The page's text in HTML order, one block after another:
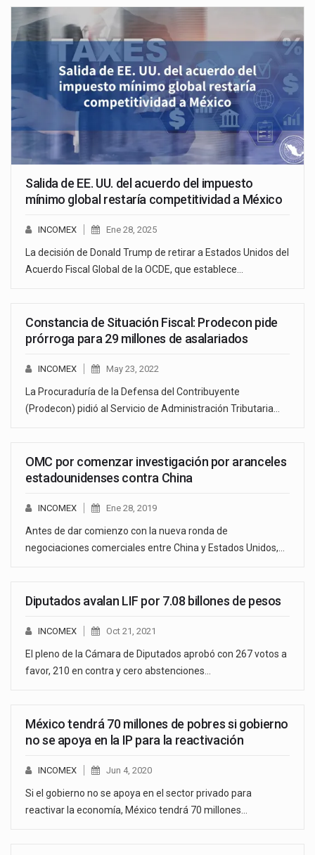
Salida de EE. UU. del acuerdo del impuesto
mínimo global restaría competitividad a México
INCOMEX Ene 28, 2025
La decisión de Donald Trump de retirar a Estados Unidos del
Acuerdo Fiscal Global de la OCDE, que establece…
Constancia de Situación Fiscal: Prodecon pide
prórroga para 29 millones de asalariados
INCOMEX May 23, 2022
La Procuraduría de la Defensa del Contribuyente
(Prodecon) pidió al Servicio de Administración Tributaria…
OMC por comenzar investigación por aranceles
estadounidenses contra China
INCOMEX Ene 28, 2019
Antes de dar comienzo con la nueva ronda de
negociaciones comerciales entre China y Estados Unidos,…
Diputados avalan LIF por 7.08 billones de pesos
INCOMEX Oct 21, 2021
El pleno de la Cámara de Diputados aprobó con 267 votos a
favor, 210 en contra y cero abstenciones…
México tendrá 70 millones de pobres si gobierno
no se apoya en la IP para la reactivación
INCOMEX Jun 4, 2020
Si el gobierno no se apoya en el sector privado para
reactivar la economía, México tendrá 70 millones…